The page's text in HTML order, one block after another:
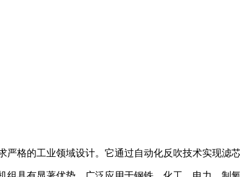
严格的工业领域设计。它通过自动化反吹技术实现滤